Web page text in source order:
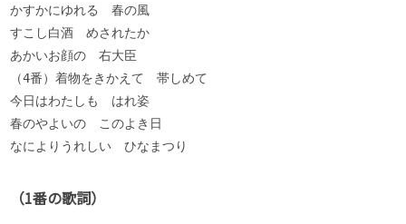
かすかにゆれる　春の風
すこし白酒　めされたか
あかいお顔の　右大臣
（4番）着物をきかえて　帯しめて
今日はわたしも　はれ姿
春のやよいの　このよき日
なによりうれしい　ひなまつり
（1番の歌詞）